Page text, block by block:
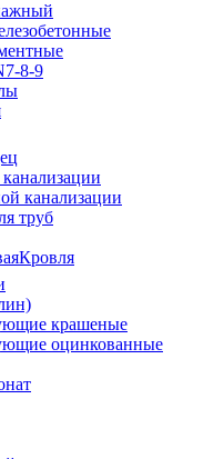
8-9
канализации
труб
Кровля
крашеные
оцинкованные